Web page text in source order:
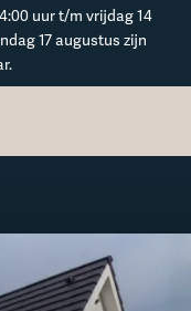
uur t/m vrijdag 14
17 augustus zijn